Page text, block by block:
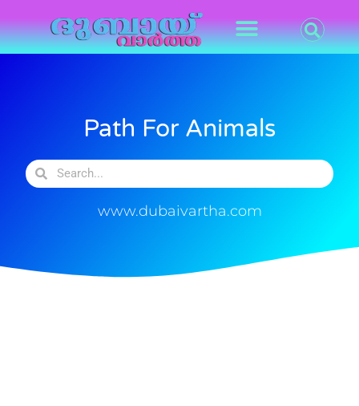
Path For Animals
www.dubaivartha.com